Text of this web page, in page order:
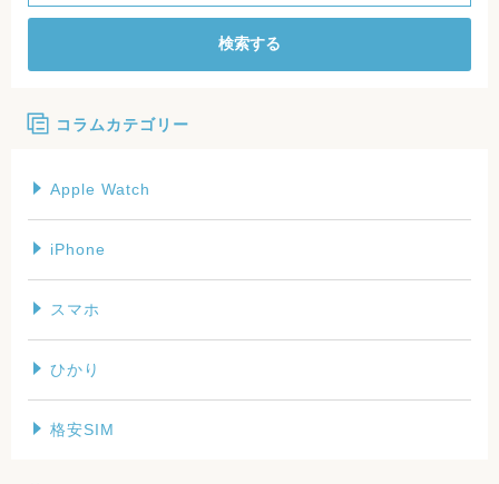
検索する
コラムカテゴリー
Apple Watch
iPhone
スマホ
ひかり
格安SIM